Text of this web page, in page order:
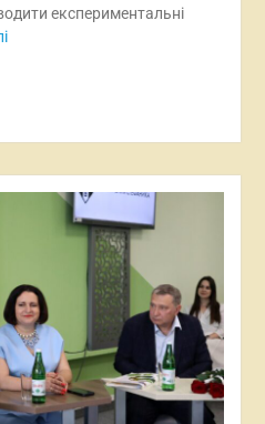
експериментальні